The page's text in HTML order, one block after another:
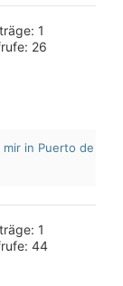
1
26
in Puerto de
1
44